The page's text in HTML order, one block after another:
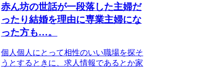
赤ん坊の世話が一段落した主婦だ
ったり結婚を理由に専業主婦にな
った方も…。
個人個人にとって相性のいい職場を探そ
うとするときに、求人情報であるとか家